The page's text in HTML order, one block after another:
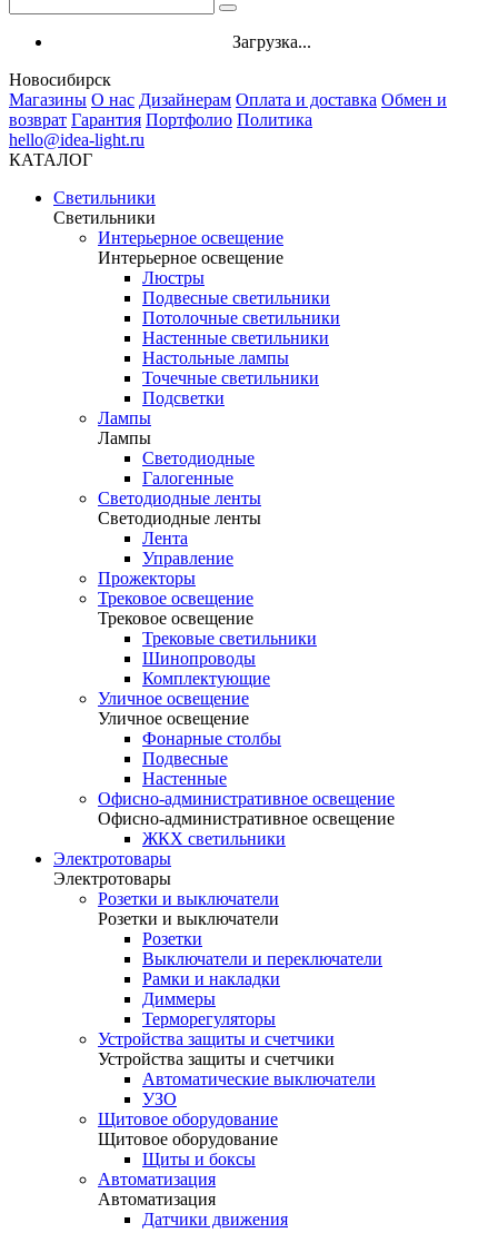
Загрузка...
Новосибирск
Магазины О нас Дизайнерам Оплата и доставка Обмен и
возврат Гарантия Портфолио Политика
hello@idea-light.ru
КАТАЛОГ
Светильники
Светильники
Интерьерное освещение
Интерьерное освещение
Люстры
Подвесные светильники
Потолочные светильники
Настенные светильники
Настольные лампы
Точечные светильники
Подсветки
Лампы
Лампы
Светодиодные
Галогенные
Светодиодные ленты
Светодиодные ленты
Лента
Управление
Прожекторы
Трековое освещение
Трековое освещение
Трековые светильники
Шинопроводы
Комплектующие
Уличное освещение
Уличное освещение
Фонарные столбы
Подвесные
Настенные
Офисно-административное освещение
Офисно-административное освещение
ЖКХ светильники
Электротовары
Электротовары
Розетки и выключатели
Розетки и выключатели
Розетки
Выключатели и переключатели
Рамки и накладки
Диммеры
Терморегуляторы
Устройства защиты и счетчики
Устройства защиты и счетчики
Автоматические выключатели
УЗО
Щитовое оборудование
Щитовое оборудование
Щиты и боксы
Автоматизация
Автоматизация
Датчики движения